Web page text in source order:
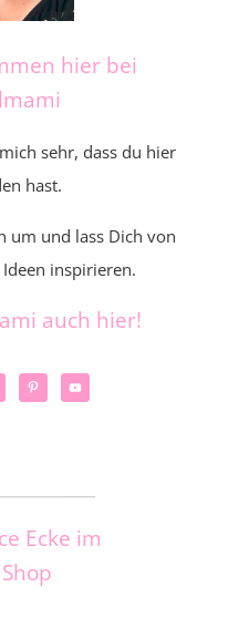
hier bei
sehr, dass du hier
hast.
um und lass Dich von
inspirieren.
auch hier!
Ecke im